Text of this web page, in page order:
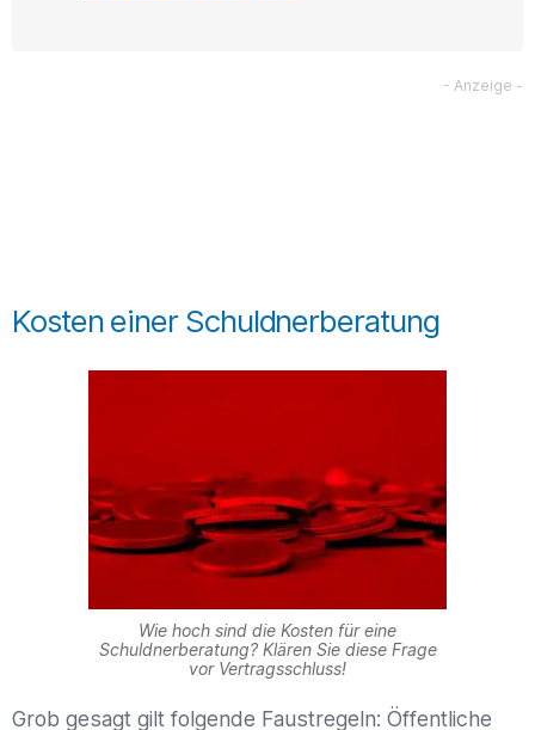
Kosten einer Schuldnerberatung
Wie hoch sind die Kosten für eine
Schuldnerberatung? Klären Sie diese Frage
vor Vertragsschluss!
Grob gesagt gilt folgende Faustregeln: Öffentliche